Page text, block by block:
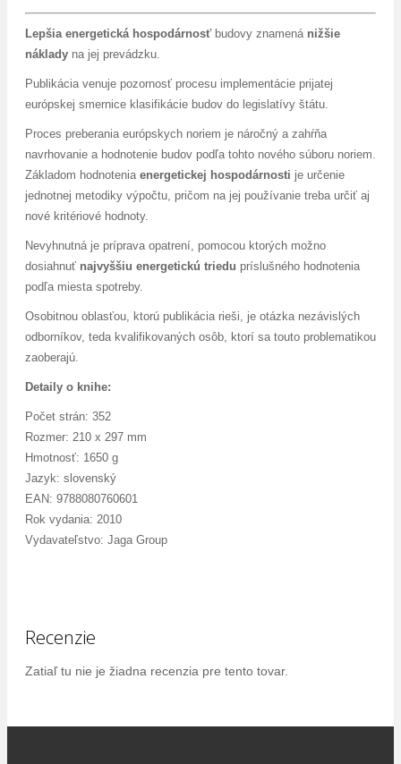
Lepšia energetická hospodárnosťbudovy znamená nižšie
náklady na jej prevádzku.
Publikácia venuje pozornosť procesu implementácie prijatej
európskej smernice klasifikácie budov do legislatívy štátu.
Proces preberania európskych noriem je náročný a zahŕňa
navrhovanie a hodnotenie budov podľa tohto nového súboru noriem.
Základom hodnotenia energetickej hospodárnosti je určenie
jednotnej metodiky výpočtu, pričom na jej používanie treba určiť aj
nové kritériové hodnoty.
Nevyhnutná je príprava opatrení, pomocou ktorých možno
dosiahnuť najvyššiu energetickú triedu príslušného hodnotenia
podľa miesta spotreby.
Osobitnou oblasťou, ktorú publikácia rieši, je otázka nezávislých
odborníkov, teda kvalifikovaných osôb, ktorí sa touto problematikou
zaoberajú.
Detaily o knihe:
Počet strán: 352
Rozmer: 210 x 297 mm
Hmotnosť: 1650 g
Jazyk: slovenský
EAN: 9788080760601
Rok vydania: 2010
Vydavateľstvo: Jaga Group
Recenzie
Zatiaľ tu nie je žiadna recenzia pre tento tovar.